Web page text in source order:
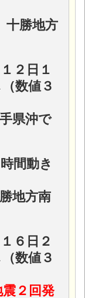
十勝地方
２日１
数値３
県沖で
間動き
地方南
６日２
数値３
２回発